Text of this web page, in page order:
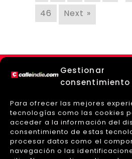
Gestionar
consentimiento
Para ofrecer las mejores
tecnologías como las cookies
acceder a la información del
consentimiento de estas
procesar datos como el
navegación o las
46
Next »